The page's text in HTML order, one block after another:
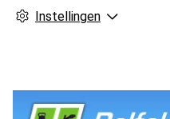
Instellingen